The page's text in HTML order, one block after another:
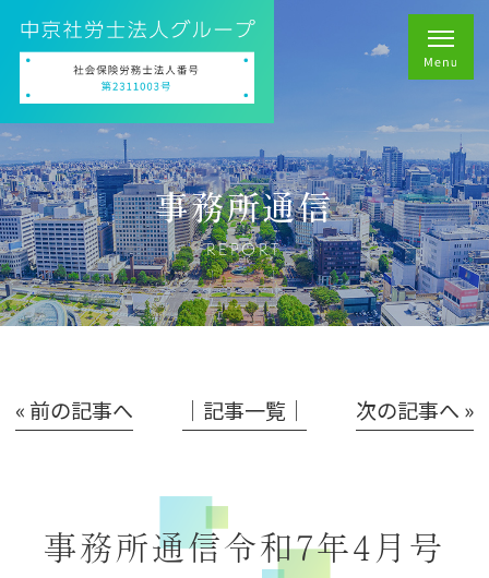
事務所通信
REPORT
« 前の記事へ │記事一覧│ 次の記事へ »
事務所通信令和7年4月号